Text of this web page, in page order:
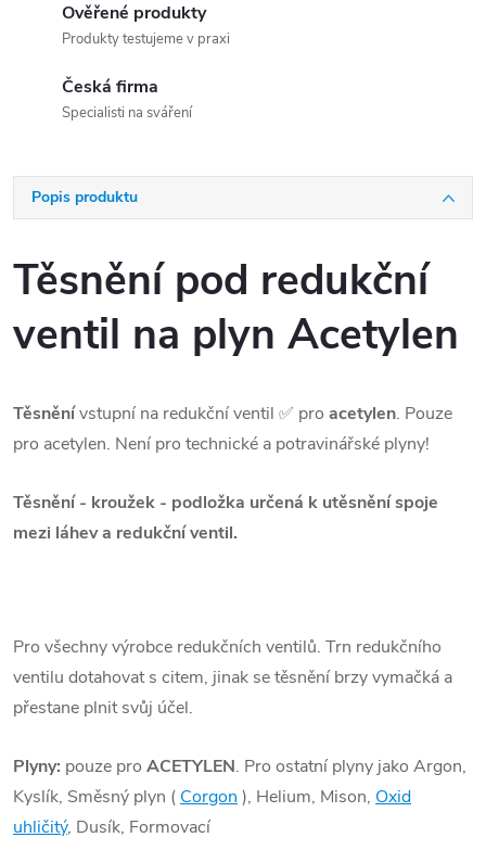
Ověřené produkty
Produkty testujeme v praxi
Česká firma
Specialisti na sváření
Popis produktu
Těsnění pod redukční
ventil na plyn Acetylen
Těsněnívstupní na redukční ventil ✅ pro acetylen. Pouze
pro acetylen. Není pro technické a potravinářské plyny!
Těsnění - kroužek - podložka určená k utěsnění spoje
mezi láhev a redukční ventil.
Pro všechny výrobce redukčních ventilů. Trn redukčního
ventilu dotahovat s citem, jinak se těsnění brzy vymačká a
přestane plnit svůj účel.
Plyny: pouze pro ACETYLEN. Pro ostatní plyny jako Argon,
Kyslík, Směsný plyn ( Corgon ), Helium, Mison, Oxid
uhličitý, Dusík, Formovací